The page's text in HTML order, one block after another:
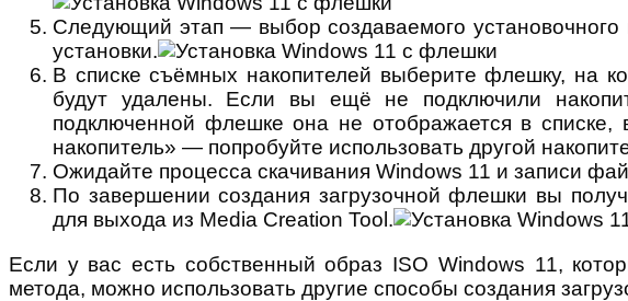
Следующий этап — выбор создаваемого
установки.
В списке съёмных накопителей выберите флешку, на
будут удалены. Если вы ещё не подключили
подключенной флешке она не отображается в
накопитель» — попробуйте использовать другой
Ожидайте процесса скачивания Windows 11 и записи
По завершении создания загрузочной флешки вы
для выхода из Media Creation Tool.
Если у вас есть собственный образ ISO Windows 11,
метода, можно использовать другие способы создания